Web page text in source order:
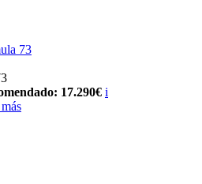
73
17.290€ i